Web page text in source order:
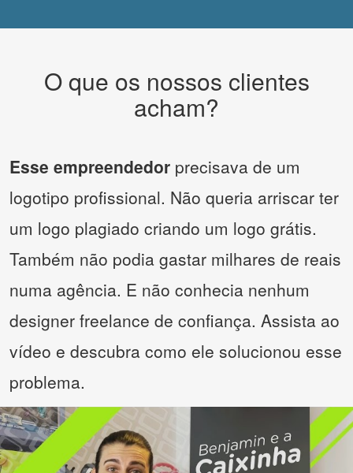
O que os nossos clientes
acham?
Esse empreendedor precisava de um
logotipo profissional. Não queria arriscar ter
um logo plagiado criando um logo grátis.
Também não podia gastar milhares de reais
numa agência. E não conhecia nenhum
designer freelance de confiança. Assista ao
vídeo e descubra como ele solucionou esse
problema.